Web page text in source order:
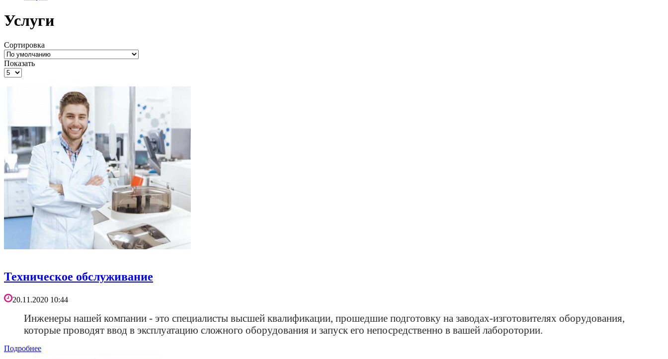
Услуги
Сортировка
Показать
Техническое обслуживание
20.11.2020 10:44
Инженеры нашей компании - это специалисты высшей квалификации, прошедшие подготовку на заводах-изготовителях оборудования,
которые проводят ввод в эксплуатацию сложного оборудования и запуск его непосредственно в вашей лаборотории.
Подробнее